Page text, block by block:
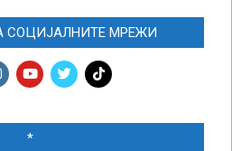
СОЦИЈАЛНИТЕ МРЕЖИ
*